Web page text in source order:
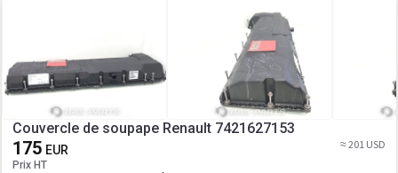
Couvercle de soupape Renault 7421627153
175 EUR
Prix HT
≈ 201 USD